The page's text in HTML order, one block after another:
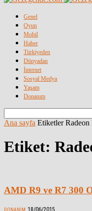
Genel
Oyun
Mobil
Haber
Türkiyeden
Dünyadan
İnternet
Sosyal Medya
Yaşam
Donanım
Ana sayfa Etiketler
Etiket:
AMD R9 ve R7 300